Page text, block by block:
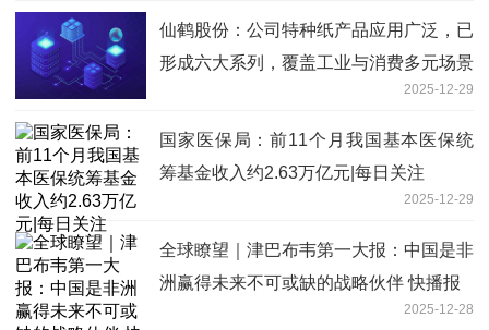
仙鹤股份：公司特种纸产品应用广泛，已
形成六大系列，覆盖工业与消费多元场景
2025-12-29
国家医保局：前11个月我国基本医保统
筹基金收入约2.63万亿元|每日关注
2025-12-29
全球瞭望｜津巴布韦第一大报：中国是非
洲赢得未来不可或缺的战略伙伴 快播报
2025-12-28